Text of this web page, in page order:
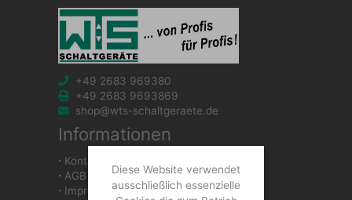
+49 2683 969380
+49 2683 9693869
shop@wts-schaltgeraete.de
Informationen
∙ Kontakt
∙ AGB
∙ Impressum
Diese Website verwendet
ausschließlich essenzielle